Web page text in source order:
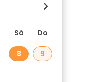
Sá Do
8 9